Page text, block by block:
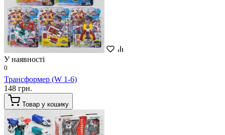
У наявності
0
Трансформер (W 1-6)
148 грн.
Товар у кошику